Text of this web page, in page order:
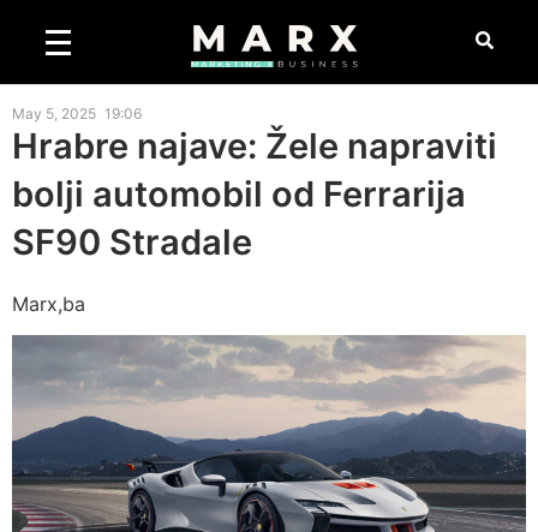
May 5, 2025 19:06
Hrabre najave: Žele napraviti
bolji automobil od Ferrarija
SF90 Stradale
Marx,ba